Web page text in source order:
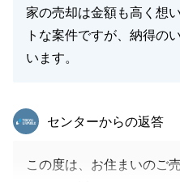
家の売却は金額も高く想
トな案件ですが、納得の
います。
東急リバブル
センターからの返答
この度は、お住まいのご